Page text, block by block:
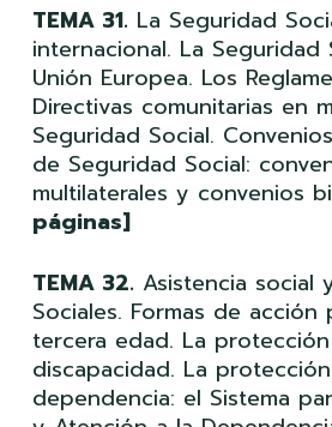
TEMA 31. La Seguridad
internacional. La Seguridad
Unión Europea. Los
Directivas comunitarias en
Seguridad Social.
de Seguridad Social:
multilaterales y convenios
páginas]
TEMA 32. Asistencia social
Sociales. Formas de
tercera edad. La
discapacidad. La
dependencia: el Sistema